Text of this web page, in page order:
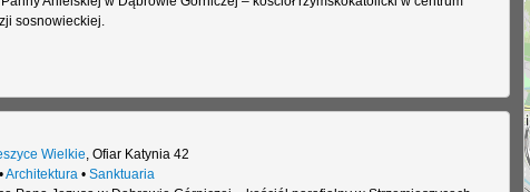
sosnowieckiej.
Wielkie, Ofiar Katynia 42
Architektura• Sanktuaria